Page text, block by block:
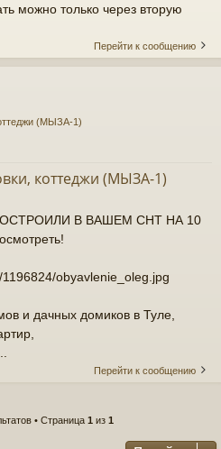
можно только через вторую
Перейти к сообщению
(МЫЗА-1)
коттеджи (МЫЗА-1)
В ВАШЕМ СНТ НА 10
obyavlenie_oleg.jpg
и дачных домиков в Туле,
Перейти к сообщению
• Страница 1 из 1